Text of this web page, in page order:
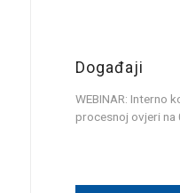
Događaji
WEBINAR: Interno
procesnoj ovjeri